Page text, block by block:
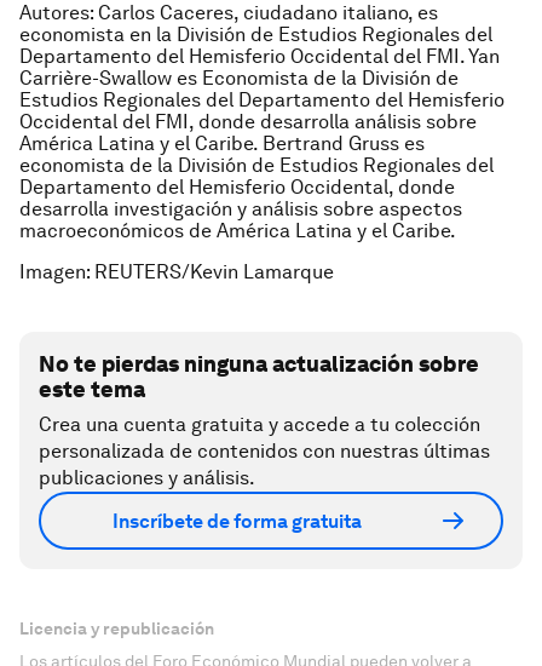
Autores: Carlos Caceres, ciudadano italiano, es
economista en la División de Estudios Regionales del
Departamento del Hemisferio Occidental del FMI. Yan
Carrière-Swallow es Economista de la División de
Estudios Regionales del Departamento del Hemisferio
Occidental del FMI, donde desarrolla análisis sobre
América Latina y el Caribe. Bertrand Gruss es
economista de la División de Estudios Regionales del
Departamento del Hemisferio Occidental, donde
desarrolla investigación y análisis sobre aspectos
macroeconómicos de América Latina y el Caribe.
Imagen: REUTERS/Kevin Lamarque
No te pierdas ninguna actualización sobre
este tema
Crea una cuenta gratuita y accede a tu colección
personalizada de contenidos con nuestras últimas
publicaciones y análisis.
Inscríbete de forma gratuita
Licencia y republicación
Los artículos del Foro Económico Mundial pueden volver a